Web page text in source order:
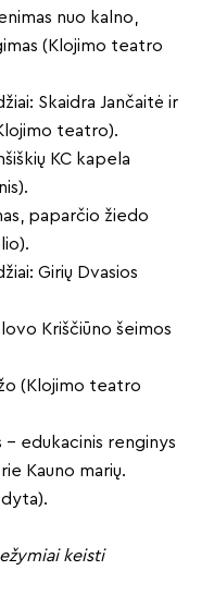
nuo kalno,
(Klojimo teatro
Skaidra Jančaitė ir
teatro).
KC kapela
paparčio žiedo
Girių Dvasios
Kriščiūno šeimos
(Klojimo teatro
– edukacinis renginys
Kauno marių.
keisti